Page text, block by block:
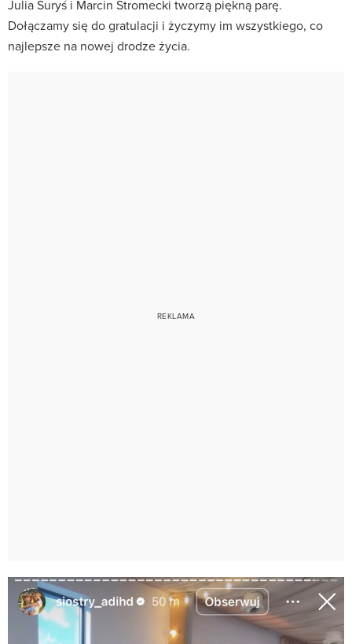
Julia Suryś i Marcin Stromecki tworzą piękną parę.
Dołączamy się do gratulacji i życzymy im wszystkiego, co
najlepsze na nowej drodze życia.